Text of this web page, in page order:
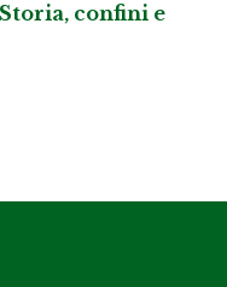
confini e